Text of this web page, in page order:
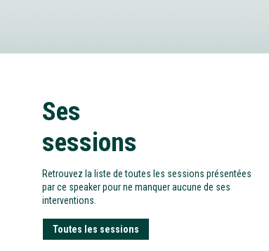
Ses
sessions
Retrouvez la liste de toutes les sessions présentées
par ce speaker pour ne manquer aucune de ses
interventions.
Toutes les sessions